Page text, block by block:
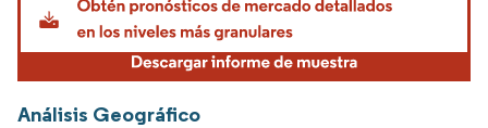
Análisis Geográfico